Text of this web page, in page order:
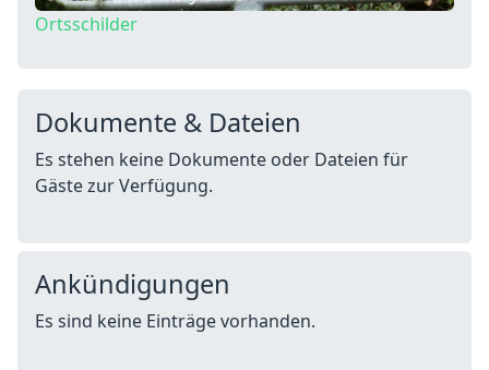
Ortsschilder
Dokumente & Dateien
Es stehen keine Dokumente oder Dateien für
Gäste zur Verfügung.
Ankündigungen
Es sind keine Einträge vorhanden.